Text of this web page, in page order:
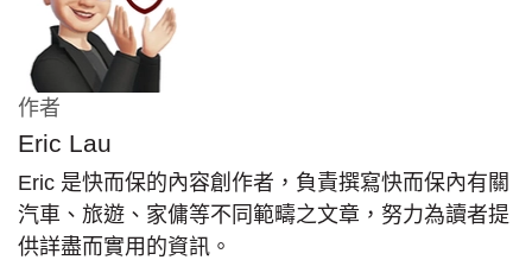
作者
Eric Lau
Eric 是快而保的內容創作者，負責撰寫快而保內有關
汽車、旅遊、家傭等不同範疇之文章，努力為讀者提
供詳盡而實用的資訊。